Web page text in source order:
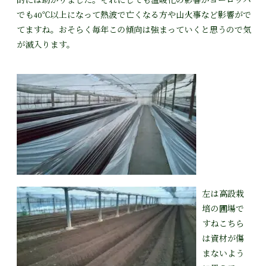
でも40℃以上になって熱波で亡くなる方や山火事など影響がで
てますね。おそらく毎年この傾向は強まっていくと思うので気
が滅入ります。
左は高設栽
培の圃場で
すねこちら
は資材が傷
まないよう